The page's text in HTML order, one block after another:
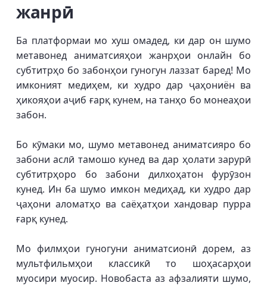
жанрӣ
Ба платформаи мо хуш омадед, ки дар он шумо
метавонед аниматсияҳои жанрҳои онлайн бо
субтитрҳо бо забонҳои гуногун лаззат баред! Мо
имконият медиҳем, ки худро дар ҷаҳониён ва
ҳикояҳои аҷиб ғарқ кунем, на танҳо бо монеаҳои
забон.
Бо кӯмаки мо, шумо метавонед аниматсияро бо
забони аслӣ тамошо кунед ва дар ҳолати зарурӣ
субтитрҳоро бо забони дилхоҳатон фурӯзон
кунед. Ин ба шумо имкон медиҳад, ки худро дар
ҷаҳони аломатҳо ва саёҳатҳои хандовар пурра
ғарқ кунед.
Мо филмҳои гуногуни аниматсионӣ дорем, аз
мультфильмҳои классикӣ то шоҳасарҳои
муосири муосир. Новобаста аз афзалияти шумо,